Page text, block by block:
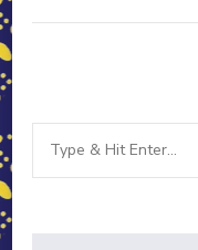
Looking
for